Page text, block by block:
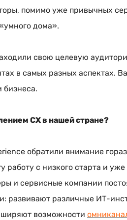
, помимо уже привычных
дома».
свою целевую
в самых разных аспектах.
бизнеса.
CX в нашей стране?
обратили внимание
работу с низкого старта и
и сервисные компании
развивают различные ИТ-
возможности